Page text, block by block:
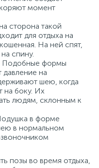
момент
сторона такой
для отдыха на
На ней спят,
спину.
Подобные формы
на
шею, когда
на боку. Их
людям, склонным к
в форме
в нормальном
позы во время отдыха,